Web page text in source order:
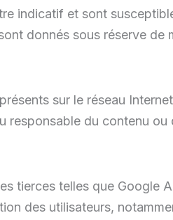
indicatif et sont
donnés sous réserve
sur le réseau
responsable du contenu
tierces telles que Google
des utilisateurs,